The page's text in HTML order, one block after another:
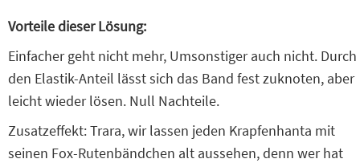
Vorteile dieser Lösung:
Einfacher geht nicht mehr, Umsonstiger auch nicht. Durch
den Elastik-Anteil lässt sich das Band fest zuknoten, aber
leicht wieder lösen. Null Nachteile.
Zusatzeffekt: Trara, wir lassen jeden Krapfenhanta mit
seinen Fox-Rutenbändchen alt aussehen, denn wer hat